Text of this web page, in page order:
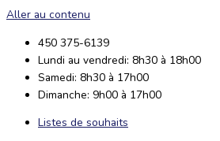
Aller au contenu
450 375-6139
Lundi au vendredi: 8h30 à 18h00
Samedi: 8h30 à 17h00
Dimanche: 9h00 à 17h00
Listes de souhaits